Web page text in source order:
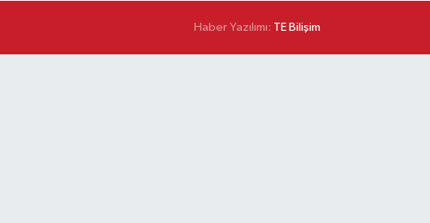
Haber Yazılımı: TE Bilişim